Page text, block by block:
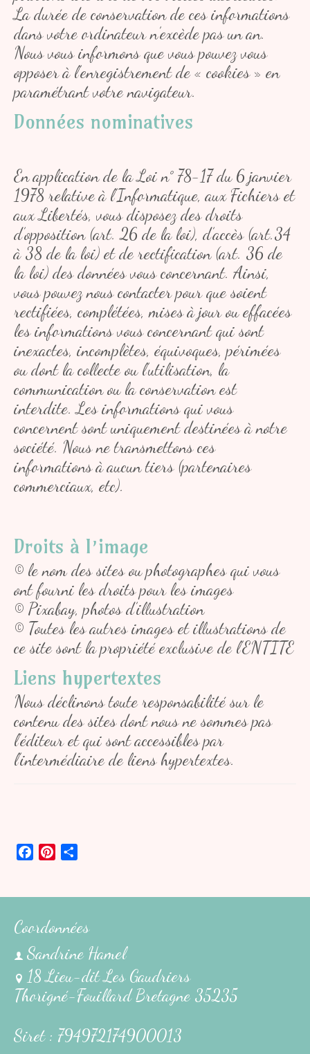
La durée de conservation de ces informations
dans votre ordinateur n’excède pas un an.
Nous vous informons que vous pouvez vous
opposer à l’enregistrement de « cookies » en
paramétrant votre navigateur.
Données nominatives
En application de la Loi n° 78-17 du 6 janvier
1978 relative à l’Informatique, aux Fichiers et
aux Libertés, vous disposez des droits
d’opposition (art. 26 de la loi), d’accès (art.34
à 38 de la loi) et de rectification (art. 36 de
la loi) des données vous concernant. Ainsi,
vous pouvez nous contacter pour que soient
rectifiées, complétées, mises à jour ou effacées
les informations vous concernant qui sont
inexactes, incomplètes, équivoques, périmées
ou dont la collecte ou l’utilisation, la
communication ou la conservation est
interdite. Les informations qui vous
concernent sont uniquement destinées à notre
société. Nous ne transmettons ces
informations à aucun tiers (partenaires
commerciaux, etc).
Droits à l’image
© le nom des sites ou photographes qui vous
ont fourni les droits pour les images
© Pixabay, photos d’illustration
© Toutes les autres images et illustrations de
ce site sont la propriété exclusive de l’ENTITE
Liens hypertextes
Nous déclinons toute responsabilité sur le
contenu des sites dont nous ne sommes pas
l’éditeur et qui sont accessibles par
l’intermédiaire de liens hypertextes.
FacebookPinterest
Coordonnées
Sandrine Hamel
18 Lieu-dit Les Gaudriers
Thorigné-Fouillard Bretagne 35235
Siret : 794972174900013